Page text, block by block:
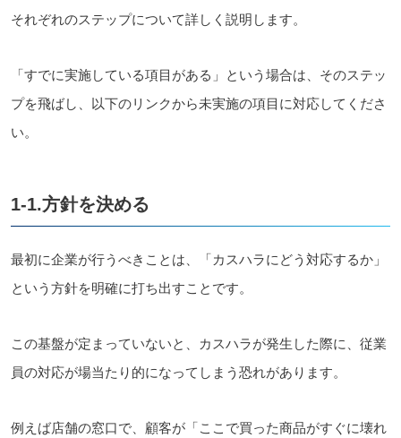
それぞれのステップについて詳しく説明します。
「すでに実施している項目がある」という場合は、そのステッ
プを飛ばし、以下のリンクから未実施の項目に対応してくださ
い。
1-1.方針を決める
最初に企業が行うべきことは、「カスハラにどう対応するか」
という方針を明確に打ち出すことです。
この基盤が定まっていないと、カスハラが発生した際に、従業
員の対応が場当たり的になってしまう恐れがあります。
例えば店舗の窓口で、顧客が「ここで買った商品がすぐに壊れ